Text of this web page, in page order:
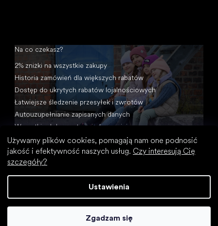
Używamy plików cookies, pomagają nam one podnosić
jakość i efektywność naszych usług. Czy interesują Cię
szczegóły?
Ustawienia
Zgadzam się
Na co czekasz?
2% zniżki na wszystkie zakupy
Historia zamówień dla większych rabatów
Dostęp do ukrytych rabatów lojalnościowych
Łatwiejsze śledzenie przesyłek i zwrotów
Autouzupełnianie zapisanych danych
Wszystkie dokumenty w jednym miejscu
Opracował Shoptet
Footic. Wszystkie prawa zastrzeżone.